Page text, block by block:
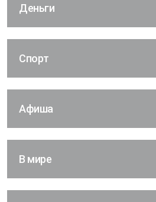
Деньги
Спорт
Афиша
В мире